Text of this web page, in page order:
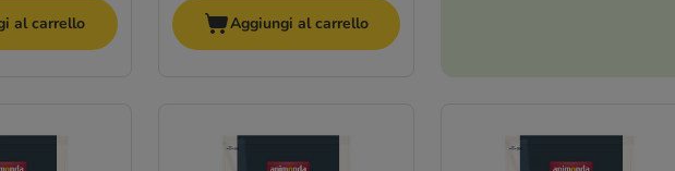
al carrello Aggiungi al carrello